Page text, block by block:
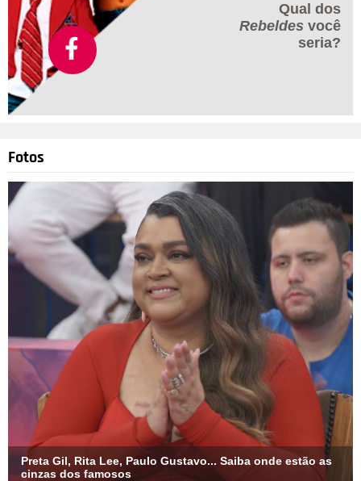
Getty Images
Gal Gadot e Armie Hammer em seguida subiram ao palco
para apresentar o prêmio de melhor maquiagem e cabelo. O
prêmio foi para a equipe de O Destino de Uma Nação, que
Qual dos
Rebeldes você
seria?
Fotos
Preta Gil, Rita Lee, Paulo Gustavo... Saiba onde estão as
cinzas dos famosos